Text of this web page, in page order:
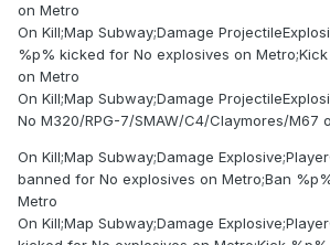
on Metro
On Kill;Map Subway;Damage
%p% kicked for No explosives on
on Metro
On Kill;Map Subway;Damage
No M320/RPG-7/SMAW/C4/Claymores/M67
On Kill;Map Subway;Damage
banned for No explosives on Metro;Ban
Metro
On Kill;Map Subway;Damage